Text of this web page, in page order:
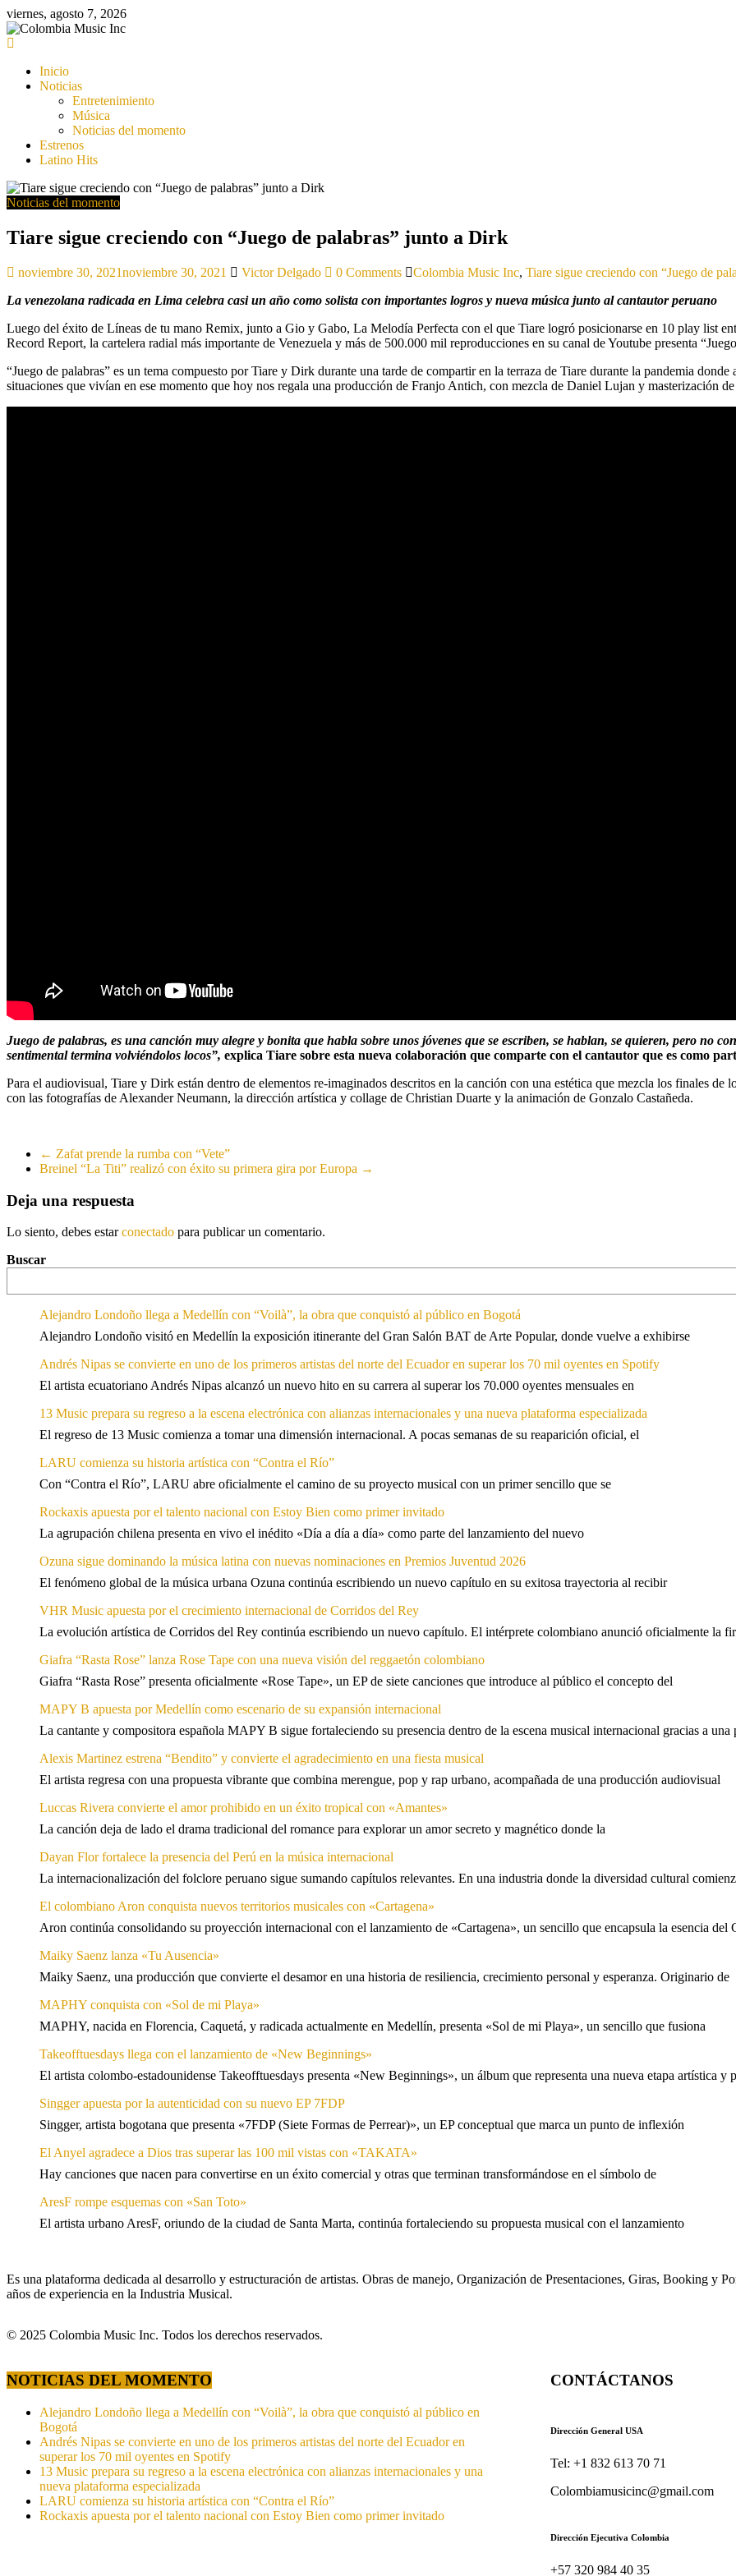
Saltar
al
contenido
viernes, agosto 7, 2026
Colombia
Music
Inc
Inicio
Noticias
Entretenimiento
Música
Noticias del momento
Estrenos
Latino Hits
Noticias del momento
Tiare sigue creciendo con “Juego de palabras” junto a Dirk
noviembre 30, 2021noviembre 30, 2021 Victor Delgado 0 Comments Colombia Music Inc, Tiare sigue creciendo con “Juego de
La venezolana radicada en Lima celebra casi un año como solista con importantes logros y nueva música junto al cantautor peruano
Luego del éxito de Líneas de tu mano Remix, junto a Gio y Gabo, La Melodía Perfecta con el que Tiare logró posicionarse en 10 play list
Record Report, la cartelera radial más importante de Venezuela y más de 500.000 mil reproducciones en su canal de Youtube presenta
“Juego de palabras” es un tema compuesto por Tiare y Dirk durante una tarde de compartir en la terraza de Tiare durante la pandemia
situaciones que vivían en ese momento que hoy nos regala una producción de Franjo Antich, con mezcla de Daniel Lujan y masterización
Juego de palabras, es una canción muy alegre y bonita que habla sobre unos jóvenes que se escriben, se hablan, se quieren, pero no
sentimental termina volviéndolos locos”, explica Tiare sobre esta nueva colaboración que comparte con el cantautor que es como
Para el audiovisual, Tiare y Dirk están dentro de elementos re-imaginados descritos en la canción con una estética que mezcla los finales
con las fotografías de Alexander Neumann, la dirección artística y collage de Christian Duarte y la animación de Gonzalo Castañeda.
← Zafat prende la rumba con “Vete”
Breinel “La Titi” realizó con éxito su primera gira por Europa →
Deja una respuesta
Lo siento, debes estarconectado para publicar un comentario.
Buscar
Alejandro Londoño llega a Medellín con “Voilà”, la obra que conquistó al público en Bogotá
Alejandro Londoño visitó en Medellín la exposición itinerante del Gran Salón BAT de Arte Popular, donde vuelve a exhibirse
Andrés Nipas se convierte en uno de los primeros artistas del norte del Ecuador en superar los 70 mil oyentes en Spotify
El artista ecuatoriano Andrés Nipas alcanzó un nuevo hito en su carrera al superar los 70.000 oyentes mensuales en
13 Music prepara su regreso a la escena electrónica con alianzas internacionales y una nueva plataforma especializada
El regreso de 13 Music comienza a tomar una dimensión internacional. A pocas semanas de su reaparición oficial, el
LARU comienza su historia artística con “Contra el Río”
Con “Contra el Río”, LARU abre oficialmente el camino de su proyecto musical con un primer sencillo que se
Rockaxis apuesta por el talento nacional con Estoy Bien como primer invitado
La agrupación chilena presenta en vivo el inédito «Día a día a día» como parte del lanzamiento del nuevo
Ozuna sigue dominando la música latina con nuevas nominaciones en Premios Juventud 2026
El fenómeno global de la música urbana Ozuna continúa escribiendo un nuevo capítulo en su exitosa trayectoria al recibir
VHR Music apuesta por el crecimiento internacional de Corridos del Rey
La evolución artística de Corridos del Rey continúa escribiendo un nuevo capítulo. El intérprete colombiano anunció oficialmente la
Giafra “Rasta Rose” lanza Rose Tape con una nueva visión del reggaetón colombiano
Giafra “Rasta Rose” presenta oficialmente «Rose Tape», un EP de siete canciones que introduce al público el concepto del
MAPY B apuesta por Medellín como escenario de su expansión internacional
La cantante y compositora española MAPY B sigue fortaleciendo su presencia dentro de la escena musical internacional gracias a una
Alexis Martinez estrena “Bendito” y convierte el agradecimiento en una fiesta musical
El artista regresa con una propuesta vibrante que combina merengue, pop y rap urbano, acompañada de una producción audiovisual
Luccas Rivera convierte el amor prohibido en un éxito tropical con «Amantes»
La canción deja de lado el drama tradicional del romance para explorar un amor secreto y magnético donde la
Dayan Flor fortalece la presencia del Perú en la música internacional
La internacionalización del folclore peruano sigue sumando capítulos relevantes. En una industria donde la diversidad cultural
El colombiano Aron conquista nuevos territorios musicales con «Cartagena»
Aron continúa consolidando su proyección internacional con el lanzamiento de «Cartagena», un sencillo que encapsula la esencia del
Maiky Saenz lanza «Tu Ausencia»
Maiky Saenz, una producción que convierte el desamor en una historia de resiliencia, crecimiento personal y esperanza. Originario de
MAPHY conquista con «Sol de mi Playa»
MAPHY, nacida en Florencia, Caquetá, y radicada actualmente en Medellín, presenta «Sol de mi Playa», un sencillo que fusiona
Takeofftuesdays llega con el lanzamiento de «New Beginnings»
El artista colombo-estadounidense Takeofftuesdays presenta «New Beginnings», un álbum que representa una nueva etapa artística y
Singger apuesta por la autenticidad con su nuevo EP 7FDP
Singger, artista bogotana que presenta «7FDP (Siete Formas de Perrear)», un EP conceptual que marca un punto de inflexión
El Anyel agradece a Dios tras superar las 100 mil vistas con «TAKATA»
Hay canciones que nacen para convertirse en un éxito comercial y otras que terminan transformándose en el símbolo de
AresF rompe esquemas con «San Toto»
El artista urbano AresF, oriundo de la ciudad de Santa Marta, continúa fortaleciendo su propuesta musical con el lanzamiento
Es una plataforma dedicada al desarrollo y estructuración de artistas. Obras de manejo, Organización de Presentaciones, Giras, Booking y
años de experiencia en la Industria Musical.
© 2025 Colombia Music Inc. Todos los derechos reservados.
NOTICIAS DEL MOMENTO
Alejandro Londoño llega a Medellín con “Voilà”, la obra que conquistó al público en
Bogotá
Andrés Nipas se convierte en uno de los primeros artistas del norte del Ecuador en
superar los 70 mil oyentes en Spotify
13 Music prepara su regreso a la escena electrónica con alianzas internacionales y una
nueva plataforma especializada
LARU comienza su historia artística con “Contra el Río”
Rockaxis apuesta por el talento nacional con Estoy Bien como primer invitado
CONTÁCTANOS
Dirección General USA
Tel: +1 832 613 70 71
Colombiamusicinc@gmail.com
Dirección Ejecutiva Colombia
+57 320 984 40 35